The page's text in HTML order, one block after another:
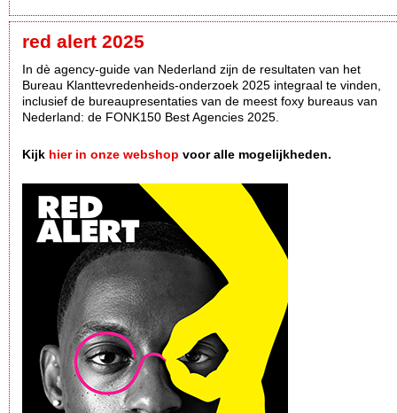
red alert 2025
In dè agency-guide van Nederland zijn de resultaten van het
Bureau Klanttevredenheids-onderzoek 2025 integraal te vinden,
inclusief de bureaupresentaties van de meest foxy bureaus van
Nederland: de FONK150 Best Agencies 2025.
Kijk hier in onze webshop voor alle mogelijkheden.